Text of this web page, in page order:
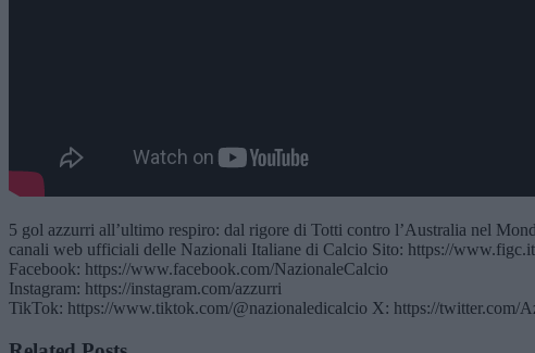
5 gol azzurri all’ultimo respiro: dal rigore di Totti contro l’Australia nel
canali web ufficiali delle Nazionali Italiane di Calcio Sito: https://www.figc.it​​​​
Facebook: https://www.facebook.com/NazionaleCalcio​
Instagram: https://instagram.com/azzurri​
TikTok: https://www.tiktok.com/@nazionaledicalcio X: https://twitter.com/